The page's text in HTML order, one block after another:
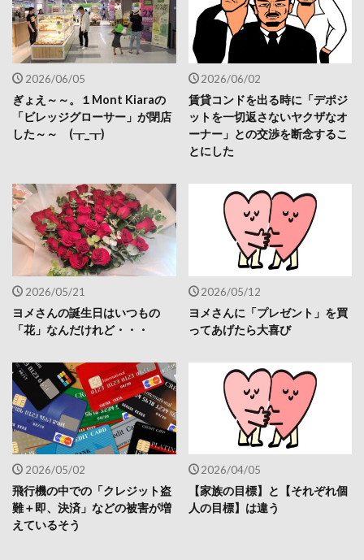
2026/06/05
ぎょえ～～。１Mont Kiaraの
「ビレッジグローサー」が閉店
した～～ (┰_┰)
2026/06/02
賃貸コンドを出る時に「デポジ
ットを一切返さないヤクザなオ
ーナー」との交渉を断念するこ
とにした
2026/05/21
ヨメさんの誕生日はいつもの
「花」なんだけれど・・・
2026/05/12
ヨメさんに「プレゼント」を買
ってあげたら大喜び
2026/05/02
飛行機の中での「クレジット盗
難＋即、決済」などの被害が増
えているそう
2026/04/05
【家族の目標】と【それぞれ個
人の目標】は違う